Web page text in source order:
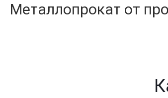
Металлопрокат от